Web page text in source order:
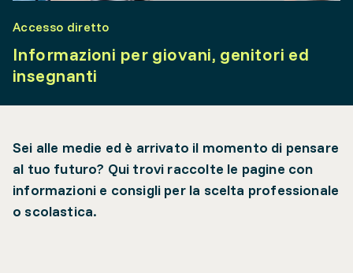
Accesso diretto
Informazioni per giovani, genitori ed
insegnanti
Sei alle medie ed è arrivato il momento di pensare
al tuo futuro? Qui trovi raccolte le pagine con
informazioni e consigli per la scelta professionale
o scolastica.